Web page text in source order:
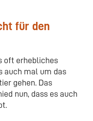
für den
oft erhebliches
auch mal um das
gehen. Das
nun, dass es auch